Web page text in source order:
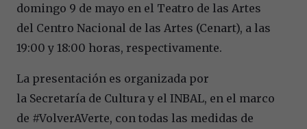
domingo 9 de mayo en el Teatro de las Artes
del Centro Nacional de las Artes (Cenart), a las
19:00 y 18:00 horas, respectivamente.
La presentación es organizada por
la Secretaría de Cultura y el INBAL, en el marco
de #VolverAVerte, con todas las medidas de